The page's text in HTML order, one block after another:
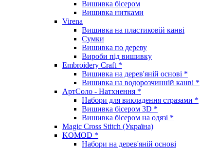
Вишивка бісером
Вишивка нитками
Virena
Вишивка на пластиковій канві
Сумки
Вишивка по дереву
Вироби під вишивку
Embroidery Craft *
Вишивка на дерев'яній основі *
Вишивка на водорозчинній канві *
АртСоло - Натхнення *
Набори для викладення стразами *
Вишивка бісером 3D *
Вишивка бісером на одязі *
Magic Cross Stitch (Україна)
KOMOD *
Набори на дерев'яній основі